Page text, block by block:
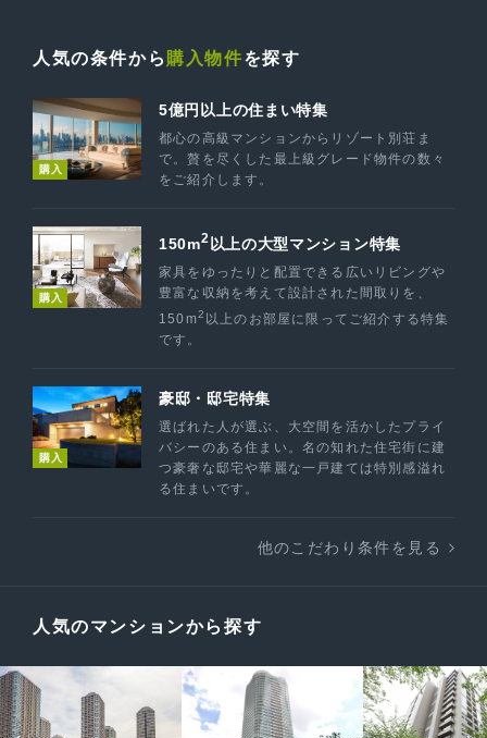
人気の条件から 購入物件を探す
購入
5億円以上の住まい特集
都心の高級マンションからリゾート別荘ま
で。贅を尽くした最上級グレード物件の数々
をご紹介します。
購入
150m2 以上の大型マンション特集
家具をゆったりと配置できる広いリビングや
豊富な収納を考えて設計された間取りを、
150m2 以上のお部屋に限ってご紹介する特集
です。
購入
豪邸・邸宅特集
選ばれた人が選ぶ、大空間を活かしたプライ
バシーのある住まい。名の知れた住宅街に建
つ豪奢な邸宅や華麗な一戸建ては特別感溢れ
る住まいです。
他のこだわり条件を見る
人気のマンションから探す